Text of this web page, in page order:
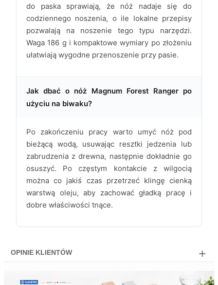
do paska sprawiają, że nóż nadaje się do
codziennego noszenia, o ile lokalne przepisy
pozwalają na noszenie tego typu narzędzi.
Waga 186 g i kompaktowe wymiary po złożeniu
ułatwiają wygodne przenoszenie przy pasie.
Jak dbać o nóż Magnum Forest Ranger po
użyciu na biwaku?
Po zakończeniu pracy warto umyć nóż pod
bieżącą wodą, usuwając resztki jedzenia lub
zabrudzenia z drewna, następnie dokładnie go
osuszyć. Po częstym kontakcie z wilgocią
można co jakiś czas przetrzeć klingę cienką
warstwą oleju, aby zachować gładką pracę i
dobre właściwości tnące.
OPINIE KLIENTÓW